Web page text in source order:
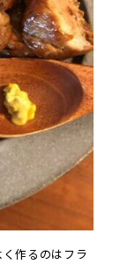
作るのはフラ